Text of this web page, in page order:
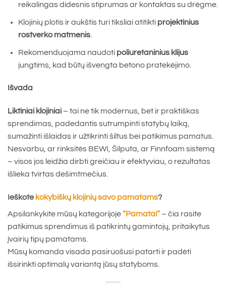
reikalingas didesnis stiprumas ar kontaktas su drėgme.
Klojinių plotis ir aukštis turi tiksliai atitikti projektinius
rostverko matmenis.
Rekomenduojama naudoti poliuretaninius klijus
jungtims, kad būtų išvengta betono pratekėjimo.
Išvada
Liktiniai klojiniai – tai ne tik modernus, bet ir praktiškas
sprendimas, padedantis sutrumpinti statybų laiką,
sumažinti išlaidas ir užtikrinti šiltus bei patikimus pamatus.
Nesvarbu, ar rinksitės BEWI, Šilputa, ar Finnfoam sistemą
– visos jos leidžia dirbti greičiau ir efektyviau, o rezultatas
išlieka tvirtas dešimtmečius.
Ieškote kokybiškų klojinių savo pamatams?
Apsilankykite mūsų kategorijoje“Pamatai” – čia rasite
patikimus sprendimus iš patikrintų gamintojų, pritaikytus
įvairių tipų pamatams.
Mūsų komanda visada pasiruošusi patarti ir padėti
išsirinkti optimalų variantą jūsų statyboms.